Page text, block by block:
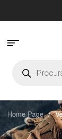
Home Page /